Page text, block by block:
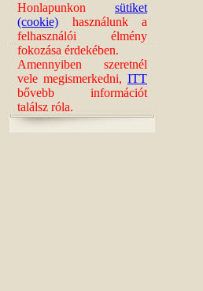
Honlapunkon sütiket
(cookie) használunk a
felhasználói élmény
fokozása érdekében.
Amennyiben szeretnél
vele megismerkedni, ITT
bővebb információt
találsz róla.